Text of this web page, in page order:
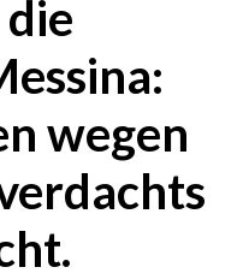
wegen